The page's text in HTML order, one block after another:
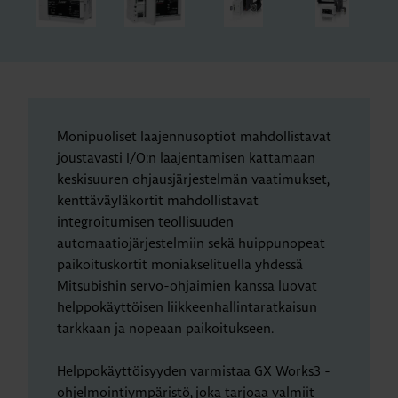
Monipuoliset laajennusoptiot mahdollistavat
joustavasti I/O:n laajentamisen kattamaan
keskisuuren ohjausjärjestelmän vaatimukset,
kenttäväyläkortit mahdollistavat
integroitumisen teollisuuden
automaatiojärjestelmiin sekä huippunopeat
paikoituskortit moniakselituella yhdessä
Mitsubishin servo-ohjaimien kanssa luovat
helppokäyttöisen liikkeenhallintaratkaisun
tarkkaan ja nopeaan paikoitukseen.
Helppokäyttöisyyden varmistaa GX Works3 -
ohjelmointiympäristö, joka tarjoaa valmiit